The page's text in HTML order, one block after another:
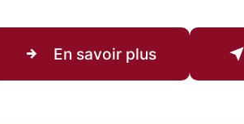
En savoir plus